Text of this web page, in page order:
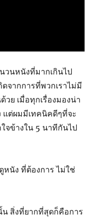
วนหนังที่มากเกินไป
ดจากการที่พวกเราไม่มี
ย เมื่อทุกเรื่องมองน่า
แต่ผมมีเทคนิคดีๆที่จะ
จข้างใน 5 นาทีกันไป
หนัง ที่ต้องการ ไม่ใช่
สิ่งที่ยากที่สุดก็คือการ